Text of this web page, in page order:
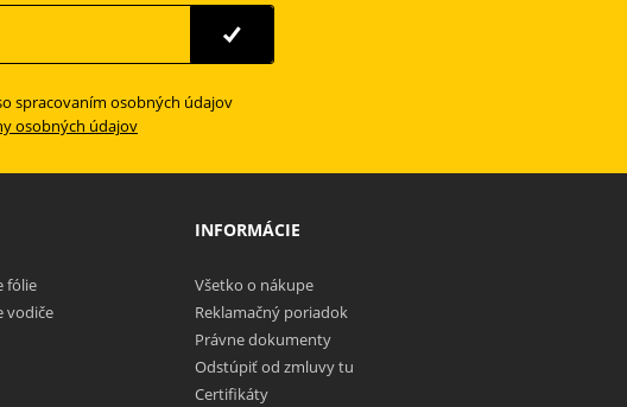
spracovaním osobných údajov
osobných údajov
fólie
vodiče
INFORMÁCIE
Všetko o nákupe
Reklamačný poriadok
Právne dokumenty
Odstúpiť od zmluvy tu
Certifikáty